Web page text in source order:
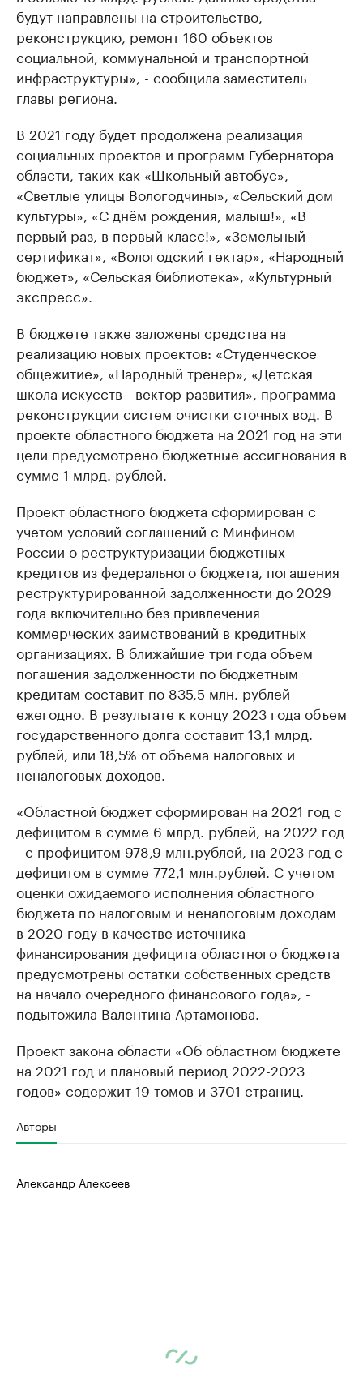
будут направлены на строительство,
реконструкцию, ремонт 160 объектов
социальной, коммунальной и транспортной
инфраструктуры», - сообщила заместитель
главы региона.
В 2021 году будет продолжена реализация
социальных проектов и программ Губернатора
области, таких как «Школьный автобус»,
«Светлые улицы Вологодчины», «Сельский дом
культуры», «С днём рождения, малыш!», «В
первый раз, в первый класс!», «Земельный
сертификат», «Вологодский гектар», «Народный
бюджет», «Сельская библиотека», «Культурный
экспресс».
В бюджете также заложены средства на
реализацию новых проектов: «Студенческое
общежитие», «Народный тренер», «Детская
школа искусств - вектор развития», программа
реконструкции систем очистки сточных вод. В
проекте областного бюджета на 2021 год на эти
цели предусмотрено бюджетные ассигнования в
сумме 1 млрд. рублей.
Проект областного бюджета сформирован с
учетом условий соглашений с Минфином
России о реструктуризации бюджетных
кредитов из федерального бюджета, погашения
реструктурированной задолженности до 2029
года включительно без привлечения
коммерческих заимствований в кредитных
организациях. В ближайшие три года объем
погашения задолженности по бюджетным
кредитам составит по 835,5 млн. рублей
ежегодно. В результате к концу 2023 года объем
государственного долга составит 13,1 млрд.
рублей, или 18,5% от объема налоговых и
неналоговых доходов.
«Областной бюджет сформирован на 2021 год с
дефицитом в сумме 6 млрд. рублей, на 2022 год
- с профицитом 978,9 млн.рублей, на 2023 год с
дефицитом в сумме 772,1 млн.рублей. С учетом
оценки ожидаемого исполнения областного
бюджета по налоговым и неналоговым доходам
в 2020 году в качестве источника
финансирования дефицита областного бюджета
предусмотрены остатки собственных средств
на начало очередного финансового года», -
подытожила Валентина Артамонова.
Проект закона области «Об областном бюджете
на 2021 год и плановый период 2022-2023
годов» содержит 19 томов и 3701 страниц.
Авторы
Александр Алексеев